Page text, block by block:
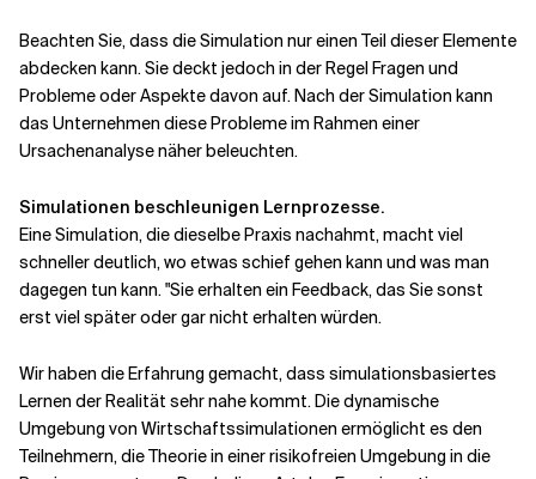
Beachten Sie, dass die Simulation nur einen Teil dieser Elemente
abdecken kann. Sie deckt jedoch in der Regel Fragen und
Probleme oder Aspekte davon auf. Nach der Simulation kann
das Unternehmen diese Probleme im Rahmen einer
Ursachenanalyse näher beleuchten.
Simulationen beschleunigen Lernprozesse.
Eine Simulation, die dieselbe Praxis nachahmt, macht viel
schneller deutlich, wo etwas schief gehen kann und was man
dagegen tun kann. "Sie erhalten ein Feedback, das Sie sonst
erst viel später oder gar nicht erhalten würden.
Wir haben die Erfahrung gemacht, dass simulationsbasiertes
Lernen der Realität sehr nahe kommt. Die dynamische
Umgebung von Wirtschaftssimulationen ermöglicht es den
Teilnehmern, die Theorie in einer risikofreien Umgebung in die